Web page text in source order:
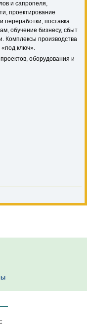
и сапропеля,
проектирование
переработки, поставка
обучение бизнесу, сбыт
Комплексы производства
«под ключ».
оборудования и